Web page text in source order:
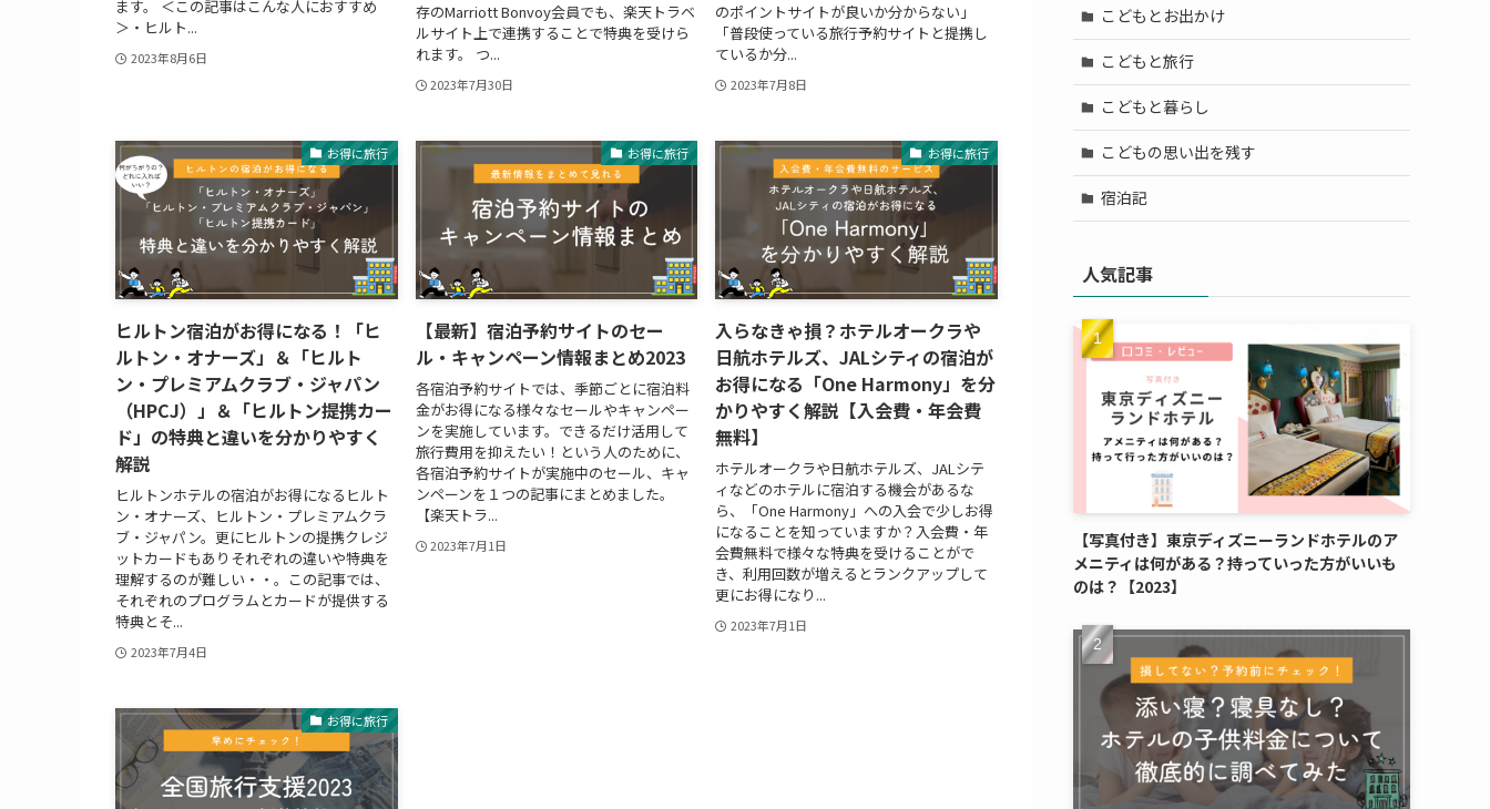
ます。 ＜この記事はこんな人におすすめ
＞・ヒルト...
2023年8月6日
存のMarriott Bonvoy会員でも、楽天トラベ
ルサイト上で連携することで特典を受けら
れます。 つ...
2023年7月30日
のポイントサイトが良いか分からない」
「普段使っている旅行予約サイトと提携し
ているか分...
2023年7月8日
お得に旅行
ヒルトン宿泊がお得になる！「ヒ
ルトン・オナーズ」＆「ヒルト
ン・プレミアムクラブ・ジャパン
（HPCJ）」＆「ヒルトン提携カー
ド」の特典と違いを分かりやすく
解説
ヒルトンホテルの宿泊がお得になるヒルト
ン・オナーズ、ヒルトン・プレミアムクラ
ブ・ジャパン。更にヒルトンの提携クレジ
ットカードもありそれぞれの違いや特典を
理解するのが難しい・・。この記事では、
それぞれのプログラムとカードが提供する
特典とそ...
2023年7月4日
お得に旅行
【最新】宿泊予約サイトのセー
ル・キャンペーン情報まとめ2023
各宿泊予約サイトでは、季節ごとに宿泊料
金がお得になる様々なセールやキャンペー
ンを実施しています。できるだけ活用して
旅行費用を抑えたい！という人のために、
各宿泊予約サイトが実施中のセール、キャ
ンペーンを１つの記事にまとめました。
【楽天トラ...
2023年7月1日
お得に旅行
入らなきゃ損？ホテルオークラや
日航ホテルズ、JALシティの宿泊が
お得になる「One Harmony」を分
かりやすく解説【入会費・年会費
無料】
ホテルオークラや日航ホテルズ、JALシテ
ィなどのホテルに宿泊する機会があるな
ら、「One Harmony」への入会で少しお得
になることを知っていますか？入会費・年
会費無料で様々な特典を受けることがで
き、利用回数が増えるとランクアップして
更にお得になり...
2023年7月1日
お得に旅行
こどもとお出かけ
こどもと旅行
こどもと暮らし
こどもの思い出を残す
宿泊記
人気記事
【写真付き】東京ディズニーランドホテルのア
メニティは何がある？持っていった方がいいも
のは？【2023】